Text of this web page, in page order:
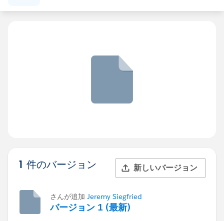
1 件のバージョン 新しいバージョン
さんが追加 Jeremy Siegfried
バージョン 1 (最新)